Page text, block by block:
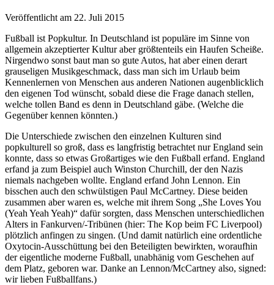
Veröffentlicht am 22. Juli 2015
Fußball ist Popkultur. In Deutschland ist populäre im Sinne von
allgemein akzeptierter Kultur aber größtenteils ein Haufen Scheiße.
Nirgendwo sonst baut man so gute Autos, hat aber einen derart
grauseligen Musikgeschmack, dass man sich im Urlaub beim
Kennenlernen von Menschen aus anderen Nationen augenblicklich
den eigenen Tod wünscht, sobald diese die Frage danach stellen,
welche tollen Band es denn in Deutschland gäbe. (Welche die
Gegenüber kennen könnten.)
Die Unterschiede zwischen den einzelnen Kulturen sind
popkulturell so groß, dass es langfristig betrachtet nur England sein
konnte, dass so etwas Großartiges wie den Fußball erfand. England
erfand ja zum Beispiel auch Winston Churchill, der den Nazis
niemals nachgeben wollte. England erfand John Lennon. Ein
bisschen auch den schwülstigen Paul McCartney. Diese beiden
zusammen aber waren es, welche mit ihrem Song „She Loves You
(Yeah Yeah Yeah)“ dafür sorgten, dass Menschen unterschiedlichen
Alters in Fankurven/-Tribünen (hier: The Kop beim FC Liverpool)
plötzlich anfingen zu singen. (Und damit natürlich eine ordentliche
Oxytocin-Ausschüttung bei den Beteiligten bewirkten, woraufhin
der eigentliche moderne Fußball, unabhänig vom Geschehen auf
dem Platz, geboren war. Danke an Lennon/McCartney also, signed:
wir lieben Fußballfans.)